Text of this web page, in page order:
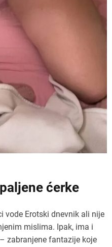
ćerke
vode Erotski dnevnik ali nije
mislima. Ipak, ima i
zabranjene fantazije koje